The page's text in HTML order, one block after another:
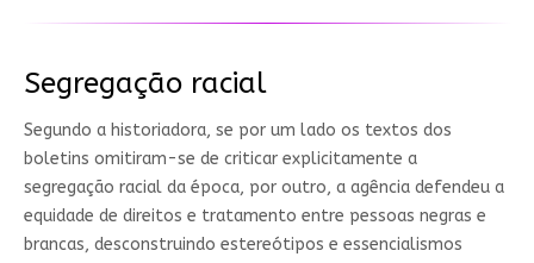
Segregação racial
Segundo a historiadora, se por um lado os textos dos
boletins omitiram-se de criticar explicitamente a
segregação racial da época, por outro, a agência defendeu a
equidade de direitos e tratamento entre pessoas negras e
brancas, desconstruindo estereótipos e essencialismos